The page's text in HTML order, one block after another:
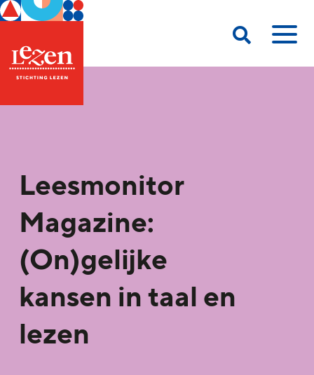
Leesmonitor
Magazine:
(On)gelijke
kansen in taal en
lezen